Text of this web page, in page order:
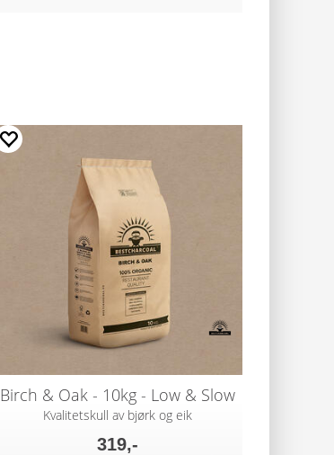
Birch & Oak - 10kg - Low & Slow
Kvalitetskull av bjørk og eik
319,-